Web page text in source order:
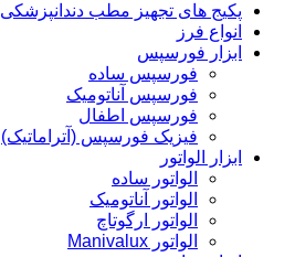
پکیج های تجهیز مطب دندانپزشکی
انواع فرز
ابزار فورسپس
فورسپس ساده
فورسپس آناتومیک
فورسپس اطفال
فیزیک فورسپس (آتراماتیک)
ابزار الواتور
الواتور ساده
الواتور آناتومیک
الواتور ارگوتاچ
الواتور Manivalux